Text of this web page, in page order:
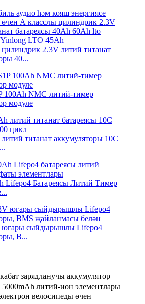
2.3V литий титанат
40...
100Ah NMC литий-тимер
модуле
титанат аккумуляторы 10C
Lifepo4 Батареясы Литий Тимер
югары сыйдырышлы Lifepo4
B...